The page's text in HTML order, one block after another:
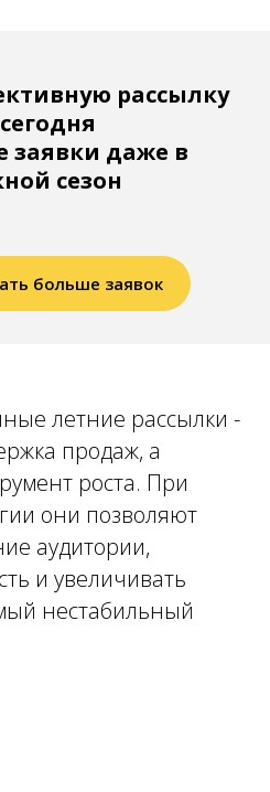
рассылку
заявки даже в
сезон
больше заявок
летние рассылки -
продаж, а
роста. При
они позволяют
аудитории,
и увеличивать
нестабильный